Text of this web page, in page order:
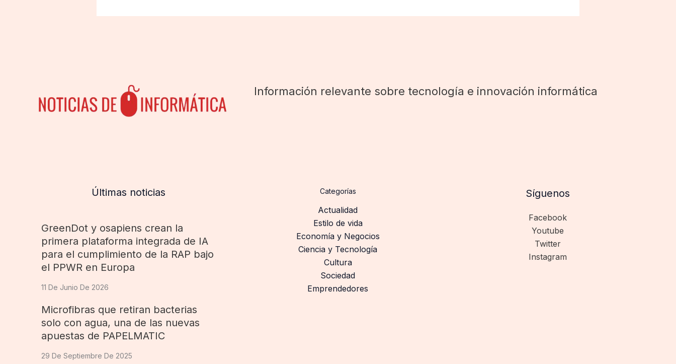
Información relevante sobre tecnología e innovación informática
Últimas noticias
GreenDot y osapiens crean la
primera plataforma integrada de IA
para el cumplimiento de la RAP bajo
el PPWR en Europa
11 De Junio De 2026
Microfibras que retiran bacterias
solo con agua, una de las nuevas
apuestas de PAPELMATIC
29 De Septiembre De 2025
Categorías
Actualidad
Estilo de vida
Economía y Negocios
Ciencia y Tecnología
Cultura
Sociedad
Emprendedores
Síguenos
Facebook
Youtube
Twitter
Instagram